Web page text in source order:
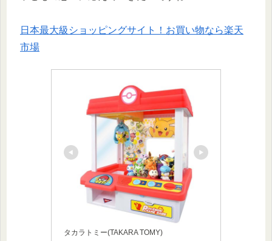
日本最大級ショッピングサイト！お買い物なら楽天
市場
タカラトミー(TAKARA TOMY)